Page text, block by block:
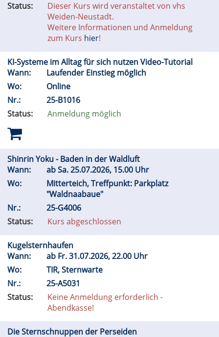
Status:
Dieser Kurs wird veranstaltet von vhs
Weiden-Neustadt.
Weitere Informationen und Anmeldung
zum Kurs hier!
KI-Systeme im Alltag für sich nutzen Video-Tutorial
Wann:
Laufender Einstieg möglich
Wo:
Online
Nr.:
25-B1016
Status:
Anmeldung möglich
Shinrin Yoku - Baden in der Waldluft
Wann:
abSa.25.07.2026, 15.00 Uhr
Wo:
Mitterteich, Treffpunkt: Parkplatz
"Waldnaabaue"
Nr.:
25-G4006
Status:
Kurs abgeschlossen
Kugelsternhaufen
Wann:
ab Fr.31.07.2026, 22.00 Uhr
Wo:
TIR, Sternwarte
Nr.:
25-A5031
Status:
Keine Anmeldung erforderlich -
Abendkasse!
Die Sternschnuppen der Perseiden